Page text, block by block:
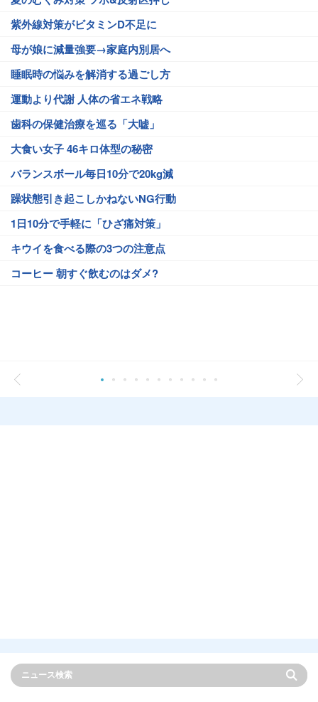
紫外線対策がビタミンD不足に
母が娘に減量強要→家庭内別居へ
睡眠時の悩みを解消する過ごし方
運動より代謝 人体の省エネ戦略
歯科の保健治療を巡る「大嘘」
大食い女子 46キロ体型の秘密
バランスボール毎日10分で20kg減
躁状態引き起こしかねないNG行動
1日10分で手軽に「ひざ痛対策」
キウイを食べる際の3つの注意点
コーヒー 朝すぐ飲むのはダメ?